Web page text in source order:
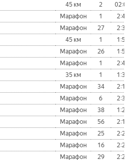
45 км 2
Марафон 1
Марафон 27
45 км 1
Марафон 26
Марафон 1
35 км 1
Марафон 34
Марафон 6
Марафон 38
Марафон 56
Марафон 25
Марафон 16
Марафон 29